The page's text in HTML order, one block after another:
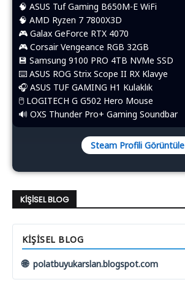
🧠 ASUS Tuf Gaming B650M-E WiFi
🧠 AMD Ryzen 7 7800X3D
🎮 Galax GeForce RTX 4070
🎮 Corsair Vengeance RGB 32GB
💾 Samsung 9100 PRO 4TB NVMe SSD
⌨️​ ASUS ROG Strix Scope II RX Klavye
🎧 ASUS TUF GAMING H1 Kulaklık
🖱️​ LOGITECH G G502 Hero Mouse
🔊 OXS Thunder Pro+ Gaming Soundbar
Steam Profili Görüntüle
KIŞISEL BLOG
KIŞISEL BLOG
🌐 polatbuyukarslan.blogspot.com